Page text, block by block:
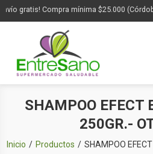
gratis! Compra mínima $25.000
SHAMPOO EFECT
250GR.-
Inicio Productos SHAMPOO